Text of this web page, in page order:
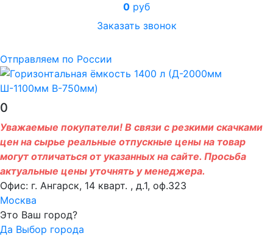
0 руб
Заказать звонок
Отправляем по России
0
Уважаемые покупатели! В связи с резкими скачками
цен на сырье реальные отпускные цены на товар
могут отличаться от указанных на сайте. Просьба
актуальные цены уточнять у менеджера.
Офис: г. Ангарск, 14 кварт. , д.1, оф.323
Москва
Это Ваш город?
Да Выбор города